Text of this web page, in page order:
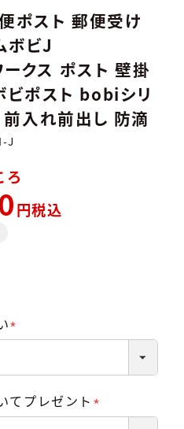
ポスト 郵便受け
ビJ
クス ポスト 壁掛
ビポスト bobiシリ
入れ前出し 防滴
J
ろ
税込
てプレゼント